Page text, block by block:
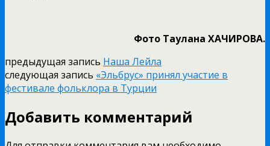
Фото Таулана ХАЧИРОВА.
предыдущая запись Наша Лейла
следующая запись «Эльбрус» принял участие в
фестивале фольклора в Турции
Добавить комментарий